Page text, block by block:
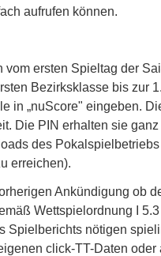
aufrufen können.
vom ersten Spieltag der
Bezirksklasse bis zur
in „nuScore" eingeben.
Die PIN erhalten sie
des Pokalspielbetriebs
erreichen).
Ankündigung ob
Wettspielordnung I 5.3
Spielberichts nötigen
click-TT-Daten oder